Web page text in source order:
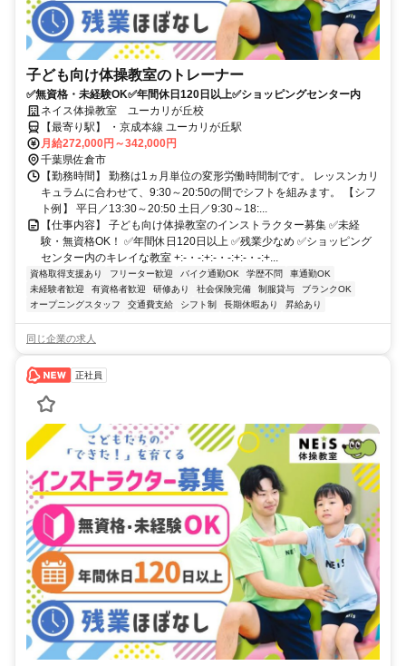
子ども向け体操教室のトレーナー
✅無資格・未経験OK✅年間休日120日以上✅ショッピングセンター内
ネイス体操教室 ユーカリが丘校
【最寄り駅】 ・京成本線 ユーカリが丘駅
月給272,000円～342,000円
千葉県佐倉市
【勤務時間】 勤務は1ヵ月単位の変形労働時間制です。 レッスンカリ
キュラムに合わせて、9:30～20:50の間でシフトを組みます。 【シフ
ト例】 平日／13:30～20:50 土日／9:30～18:...
【仕事内容】 子ども向け体操教室のインストラクター募集 ✅未経
験・無資格OK！ ✅年間休日120日以上 ✅残業少なめ ✅ショッピング
センター内のキレイな教室 +:-・-:+:-・-:+:-・-:+...
資格取得支援あり フリーター歓迎 バイク通勤OK 学歴不問
車通勤OK
未経験者歓迎
有資格者歓迎 研修あり 社会保険完備 制服貸与
ブランクOK
オープニングスタッフ
交通費支給 シフト制 長期休暇あり 昇給あり
同じ企業の求人
正社員